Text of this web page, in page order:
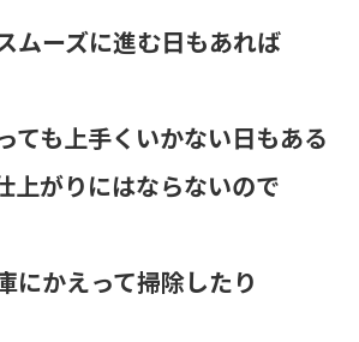
ムーズに進む日もあれば
ても上手くいかない日もある
上がりにはならないので
にかえって掃除したり